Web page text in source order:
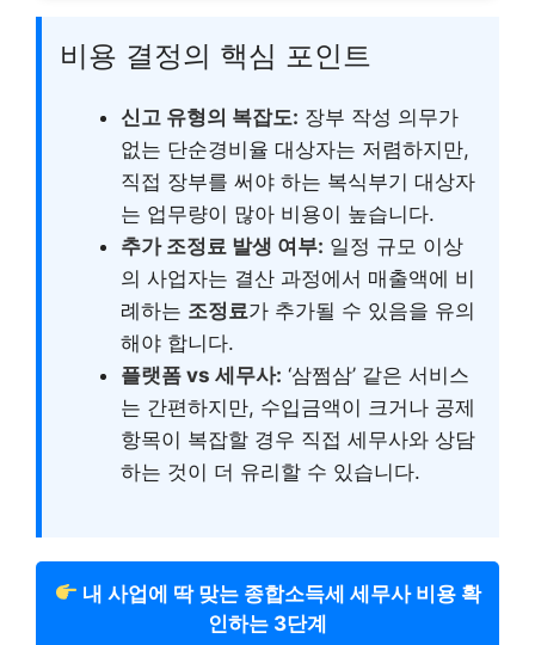
비용 결정의 핵심 포인트
신고 유형의 복잡도: 장부 작성 의무가
없는 단순경비율 대상자는 저렴하지만,
직접 장부를 써야 하는 복식부기 대상자
는 업무량이 많아 비용이 높습니다.
추가 조정료 발생 여부: 일정 규모 이상
의 사업자는 결산 과정에서 매출액에 비
례하는 조정료가 추가될 수 있음을 유의
해야 합니다.
플랫폼 vs 세무사: ‘삼쩜삼’ 같은 서비스
는 간편하지만, 수입금액이 크거나 공제
항목이 복잡할 경우 직접 세무사와 상담
하는 것이 더 유리할 수 있습니다.
내 사업에 딱 맞는 종합소득세 세무사 비용 확
인하는 3단계